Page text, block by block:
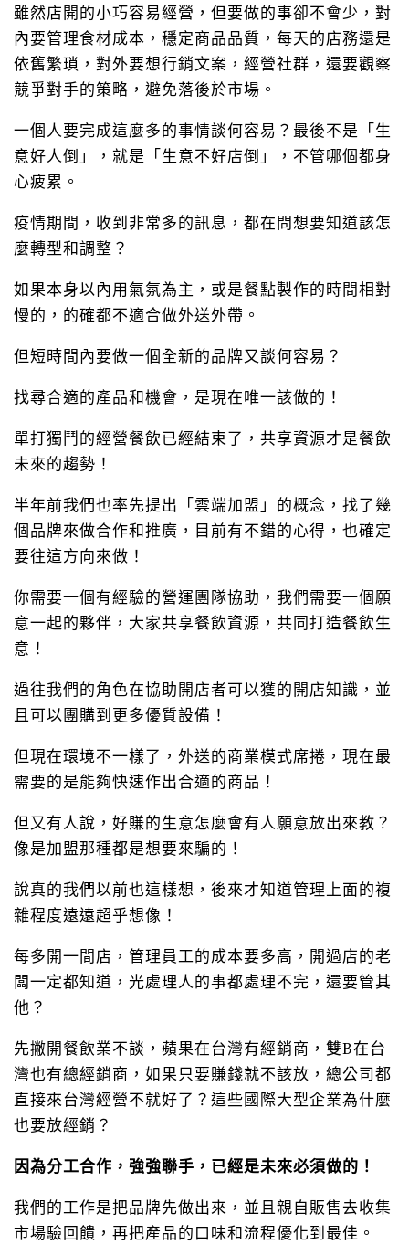
雖然店開的小巧容易經營，但要做的事卻不會少，對
內要管理食材成本，穩定商品品質，每天的店務還是
依舊繁瑣，對外要想行銷文案，經營社群，還要觀察
競爭對手的策略，避免落後於市場。
一個人要完成這麼多的事情談何容易？最後不是「生
意好人倒」，就是「生意不好店倒」，不管哪個都身
心疲累。
疫情期間，收到非常多的訊息，都在問想要知道該怎
麼轉型和調整？
如果本身以內用氣氛為主，或是餐點製作的時間相對
慢的，的確都不適合做外送外帶。
但短時間內要做一個全新的品牌又談何容易？
找尋合適的產品和機會，是現在唯一該做的！
單打獨鬥的經營餐飲已經結束了，共享資源才是餐飲
未來的趨勢！
半年前我們也率先提出「雲端加盟」的概念，找了幾
個品牌來做合作和推廣，目前有不錯的心得，也確定
要往這方向來做！
你需要一個有經驗的營運團隊協助，我們需要一個願
意一起的夥伴，大家共享餐飲資源，共同打造餐飲生
意！
過往我們的角色在協助開店者可以獲的開店知識，並
且可以團購到更多優質設備！
但現在環境不一樣了，外送的商業模式席捲，現在最
需要的是能夠快速作出合適的商品！
但又有人說，好賺的生意怎麼會有人願意放出來教？
像是加盟那種都是想要來騙的！
說真的我們以前也這樣想，後來才知道管理上面的複
雜程度遠遠超乎想像！
每多開一間店，管理員工的成本要多高，開過店的老
闆一定都知道，光處理人的事都處理不完，還要管其
他？
先撇開餐飲業不談，蘋果在台灣有經銷商，雙B在台
灣也有總經銷商，如果只要賺錢就不該放，總公司都
直接來台灣經營不就好了？這些國際大型企業為什麼
也要放經銷？
因為分工合作，強強聯手，已經是未來必須做的！
我們的工作是把品牌先做出來，並且親自販售去收集
市場驗回饋，再把產品的口味和流程優化到最佳。